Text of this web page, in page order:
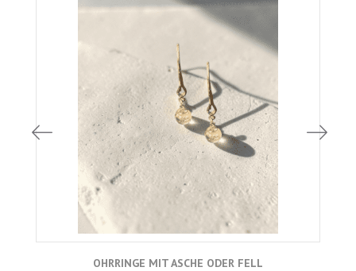
OHRRINGE MIT ASCHE ODER FELL